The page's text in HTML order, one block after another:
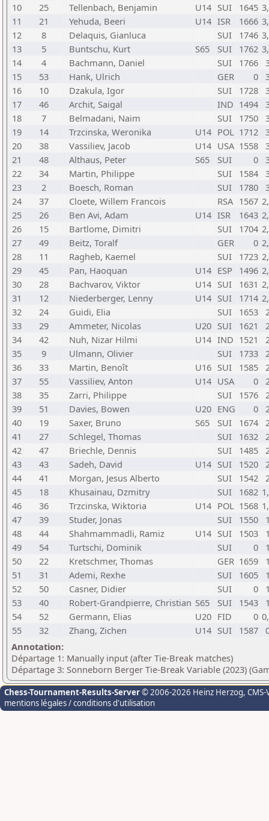
10
25 Tellenbach, Benjamin U14 SUI 1645
11
21 Yehuda, Beeri U14 ISR 1666
12
8 Delaquis, Gianluca SUI 1746
13
5 Buntschu, Kurt S65 SUI 1762
14
4 Bachmann, Daniel SUI 1766
15
53 Hank, Ulrich GER 0
16
10 Dzakula, Igor SUI 1728
17
46 Archit, Saigal IND 1494
18
7 Belmadani, Naim SUI 1750
19
14 Trzcinska, Weronika U14 POL 1712
20
38 Vassiliev, Jacob U14 USA 1558
21
48 Althaus, Peter S65 SUI 0
22
34 Martin, Philippe SUI 1584
23
2 Boesch, Roman SUI 1780
24
37 Cloete, Willem Francois RSA 1567
25
26 Ben Avi, Adam U14 ISR 1643
26
15 Bartlome, Dimitri SUI 1704
27
49 Beitz, Toralf GER 0
28
11 Ragheb, Kaemel SUI 1723
29
45 Pan, Haoquan U14 ESP 1496
30
28 Bachvarov, Viktor U14 SUI 1631
31
12 Niederberger, Lenny U14 SUI 1714
32
24 Guidi, Elia SUI 1653
33
29 Ammeter, Nicolas U20 SUI 1621
34
42 Nuh, Nizar Hilmi U14 IND 1521
35
9 Ulmann, Olivier SUI 1733
36
33 Martin, Benoît U16 SUI 1585
37
55 Vassiliev, Anton U14 USA 0
38
35 Zarri, Philippe SUI 1576
39
51 Davies, Bowen U20 ENG 0
40
19 Saxer, Bruno S65 SUI 1674
41
27 Schlegel, Thomas SUI 1632
42
47 Briechle, Dennis SUI 1485
43
43 Sadeh, David U14 SUI 1520
44
41 Morgan, Jesus Alberto SUI 1542
45
18 Khusainau, Dzmitry SUI 1682
46
36 Trzcinska, Wiktoria U14 POL 1568
47
39 Studer, Jonas SUI 1550
48
44 Shahmammadli, Ramiz U14 SUI 1503
49
54 Turtschi, Dominik SUI 0
50
22 Kretschmer, Thomas GER 1659
51
31 Ademi, Rexhe SUI 1605
52
50 Casner, Didier SUI 0
53
40 Robert-Grandpierre, Christian S65 SUI 1543
54
52 Germann, Elias U20 FID 0
55
32 Zhang, Zichen U14 SUI 1587
Annotation:
Départage 1: Manually input (after Tie-Break matches)
Départage 3: Sonneborn Berger Tie-Break Variable (2023)
Chess-Tournament-Results-Server© 2006-2026 Heinz Herzog,
mentions légales / conditions d'utilisation